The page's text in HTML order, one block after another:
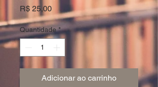
R$ 25,00Preço
Quantidade *
Adicionar ao carrinho